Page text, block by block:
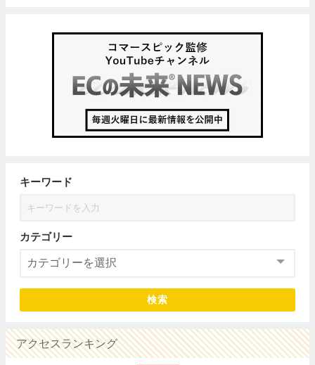
キーワード
カテゴリー
検索
アクセスランキング